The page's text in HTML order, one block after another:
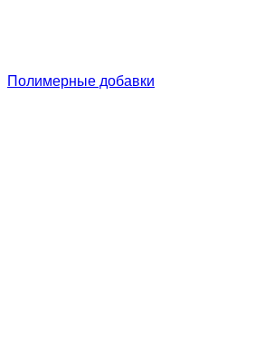
Полимерные добавки